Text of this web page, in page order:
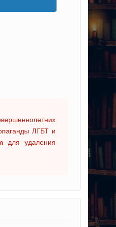
ЛГБТ и
для удаления